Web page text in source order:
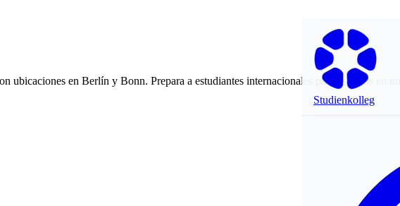
Studienkolleg
en Berlín y Bonn. Prepara a estudiantes internacionales para estudios en